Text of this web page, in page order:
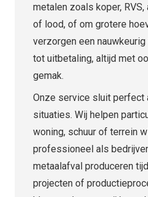
metalen zoals koper,
of lood, of om grotere
verzorgen een
tot uitbetaling, altijd met
gemak.
Onze service sluit perfect
situaties. Wij helpen
woning, schuur of terrein
professioneel als
metaalafval produceren
projecten of